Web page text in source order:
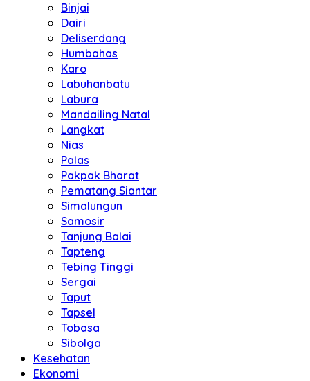
Binjai
Dairi
Deliserdang
Humbahas
Karo
Labuhanbatu
Labura
Mandailing Natal
Langkat
Nias
Palas
Pakpak Bharat
Pematang Siantar
Simalungun
Samosir
Tanjung Balai
Tapteng
Tebing Tinggi
Sergai
Taput
Tapsel
Tobasa
Sibolga
Kesehatan
Ekonomi